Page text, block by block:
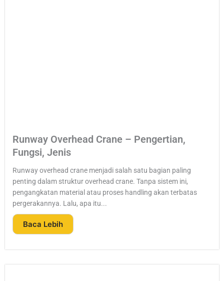
Runway Overhead Crane – Pengertian,
Fungsi, Jenis
Runway overhead crane menjadi salah satu bagian paling
penting dalam struktur overhead crane. Tanpa sistem ini,
pengangkatan material atau proses handling akan terbatas
pergerakannya. Lalu, apa itu...
Baca Lebih